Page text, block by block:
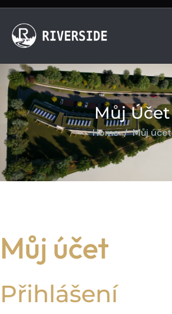
Můj Účet
Home Můj účet
Můj účet
Přihlášení